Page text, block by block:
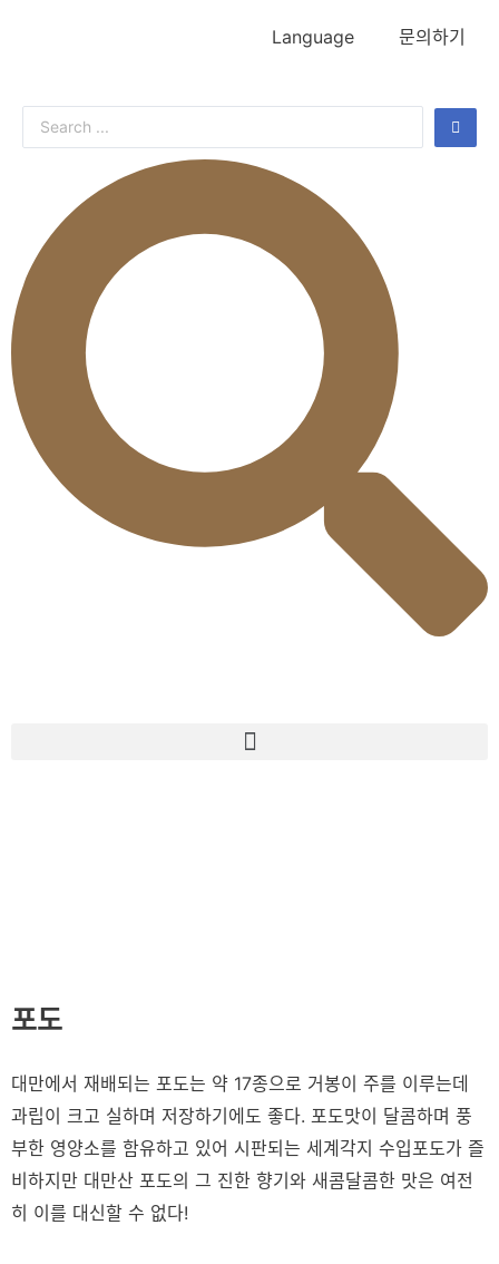
Language 문의하기
포도
대만에서 재배되는 포도는 약 17종으로 거봉이 주를 이루는데
과립이 크고 실하며 저장하기에도 좋다. 포도맛이 달콤하며 풍
부한 영양소를 함유하고 있어 시판되는 세계각지 수입포도가 즐
비하지만 대만산 포도의 그 진한 향기와 새콤달콤한 맛은 여전
히 이를 대신할 수 없다!